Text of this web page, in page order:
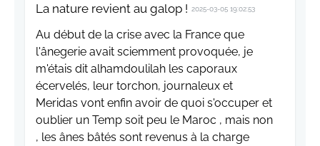
La nature revient au galop ! 2025-03-05 19:02:53
Au début de la crise avec la France que
l'ânegerie avait sciemment provoquée, je
m'étais dit alhamdoulilah les caporaux
écervelés, leur torchon, journaleux et
Meridas vont enfin avoir de quoi s'occuper et
oublier un Temp soit peu le Maroc , mais non
, les ânes bâtés sont revenus à la charge